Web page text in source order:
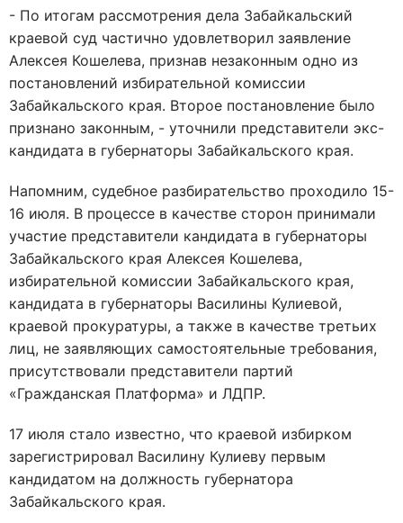
- По итогам рассмотрения дела Забайкальский
краевой суд частично удовлетворил заявление
Алексея Кошелева, признав незаконным одно из
постановлений избирательной комиссии
Забайкальского края. Второе постановление было
признано законным, - уточнили представители экс-
кандидата в губернаторы Забайкальского края.
Напомним, судебное разбирательство проходило 15-
16 июля. В процессе в качестве сторон принимали
участие представители кандидата в губернаторы
Забайкальского края Алексея Кошелева,
избирательной комиссии Забайкальского края,
кандидата в губернаторы Василины Кулиевой,
краевой прокуратуры, а также в качестве третьих
лиц, не заявляющих самостоятельные требования,
присутствовали представители партий
«Гражданская Платформа» и ЛДПР.
17 июля стало известно, что краевой избирком
зарегистрировал Василину Кулиеву первым
кандидатом на должность губернатора
Забайкальского края.